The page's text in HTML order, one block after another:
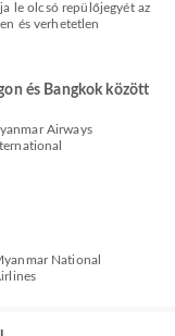
le olcsó repülőjegyét az
és verhetetlen
és Bangkok között
Airways
National